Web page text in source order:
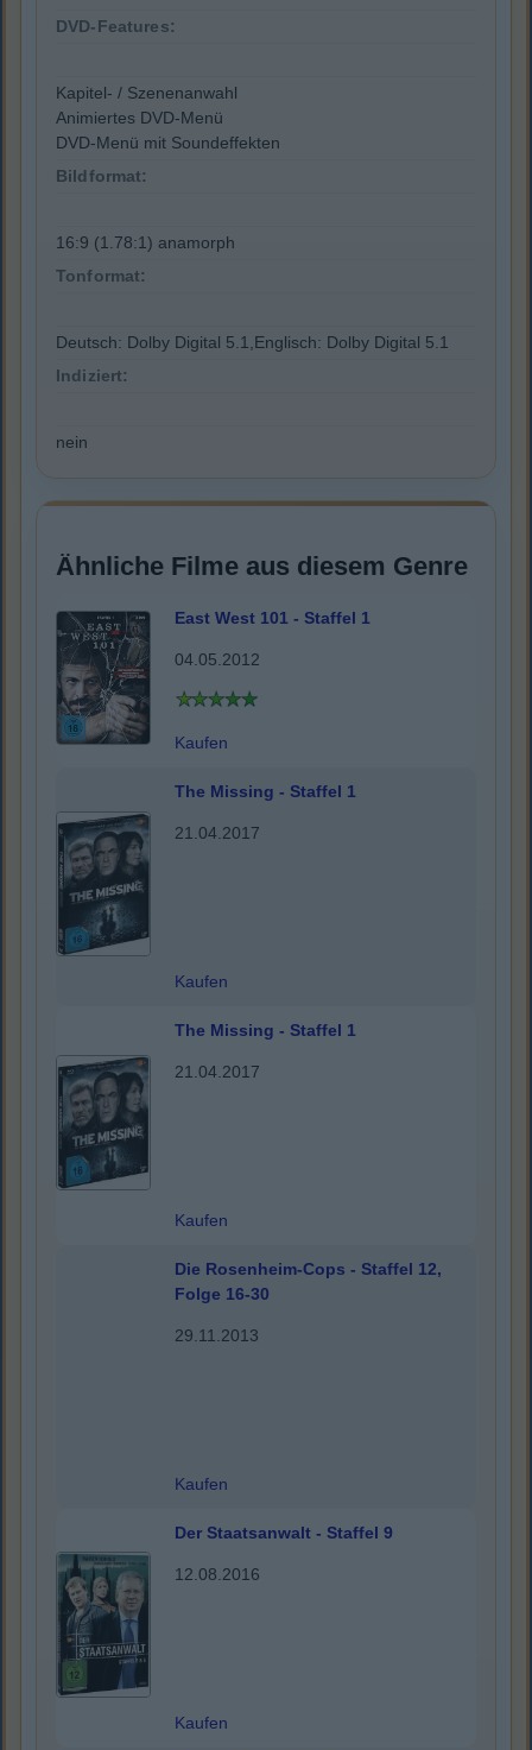
DVD-Features:
Kapitel- / Szenenanwahl
Animiertes DVD-Menü
DVD-Menü mit Soundeffekten
Bildformat:
16:9 (1.78:1) anamorph
Tonformat:
Deutsch: Dolby Digital 5.1,Englisch: Dolby Digital 5.1
Indiziert:
nein
Ähnliche Filme aus diesem Genre
East West 101 - Staffel 1
04.05.2012
Kaufen
The Missing - Staffel 1
21.04.2017
Kaufen
The Missing - Staffel 1
21.04.2017
Kaufen
Die Rosenheim-Cops - Staffel 12,
Folge 16-30
29.11.2013
Kaufen
Der Staatsanwalt - Staffel 9
12.08.2016
Kaufen